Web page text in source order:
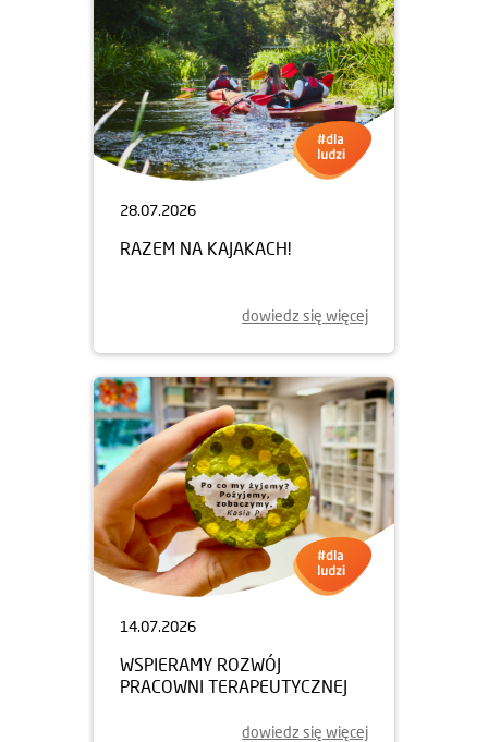
28.07.2026
RAZEM NA KAJAKACH!
dowiedz się więcej
14.07.2026
WSPIERAMY ROZWÓJ
PRACOWNI TERAPEUTYCZNEJ
dowiedz się więcej